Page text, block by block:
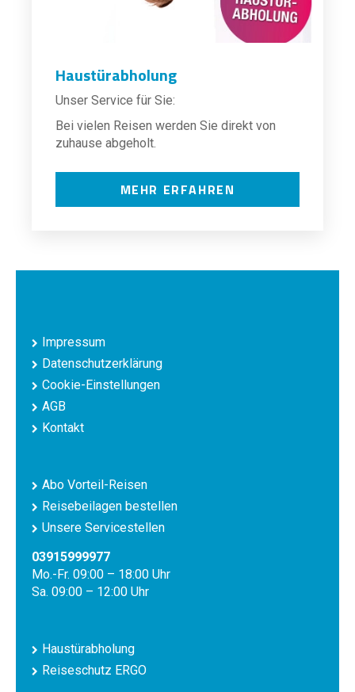
Haustürabholung
Unser Service für Sie:
Bei vielen Reisen werden Sie direkt von
zuhause abgeholt.
MEHR ERFAHREN
Impressum
Datenschutzerklärung
Cookie-Einstellungen
AGB
Kontakt
Abo Vorteil-Reisen
Reisebeilagen bestellen
Unsere Servicestellen
03915999977
Mo.-Fr. 09:00 – 18:00 Uhr
Sa. 09:00 – 12:00 Uhr
Haustürabholung
Reiseschutz ERGO